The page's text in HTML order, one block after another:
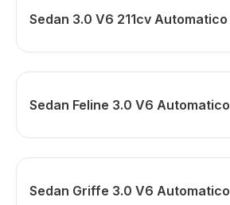
Sedan 3.0 V6 211cv Automatico
Sedan Feline 3.0 V6 Automatico
Sedan Griffe 3.0 V6 Automatico